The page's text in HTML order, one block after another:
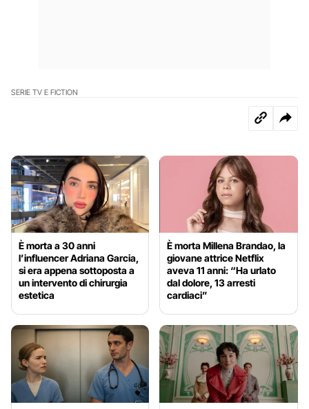
SERIE TV E FICTION
È morta a 30 anni
l’influencer Adriana Garcia,
si era appena sottoposta a
un intervento di chirurgia
estetica
È morta Millena Brandao, la
giovane attrice Netflix
aveva 11 anni: “Ha urlato
dal dolore, 13 arresti
cardiaci”